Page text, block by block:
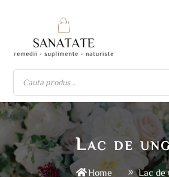
Lac de
Home Lac de